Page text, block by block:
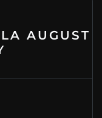
AUGUST